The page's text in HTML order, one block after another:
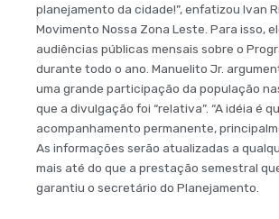
planejamento da cidade!”, enfatizou Ivan
Movimento Nossa Zona Leste. Para isso,
audiências públicas mensais sobre o
durante todo o ano. Manuelito Jr.
uma grande participação da população
que a divulgação foi “relativa”. “A idéia é
acompanhamento permanente,
As informações serão atualizadas a
mais até do que a prestação semestral
garantiu o secretário do Planejamento.